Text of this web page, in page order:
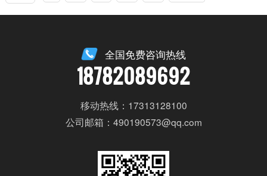
全国免费咨询热线
18782089692
移动热线：17313128100
公司邮箱：490190573@qq.com